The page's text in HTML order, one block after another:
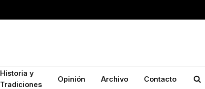
Historia y
Tradiciones
Opinión Archivo Contacto